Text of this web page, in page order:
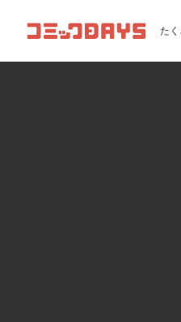
コミックDAYS た